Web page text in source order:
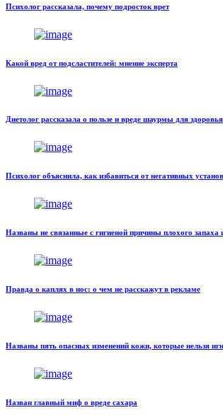
Психолог рассказала, почему подросток врет
Какой вред от подсластителей: мнение эксперта
Диетолог рассказала о пользе и вреде шаурмы для здоровья
Психолог объяснила, как избавиться от негативных
Названы не связанные с гигиеной причины плохого запаха
Правда о каплях в нос: о чем не расскажут в рекламе
Названы пять опасных изменений кожи, которые нельзя
Назван главный миф о вреде сахара